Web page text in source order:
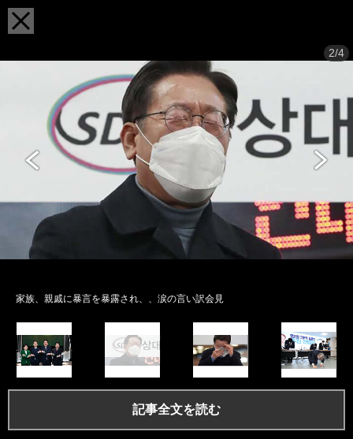
2/4
家族、親戚に暴言を暴露され、、涙の言い訳会見
記事全文を読む